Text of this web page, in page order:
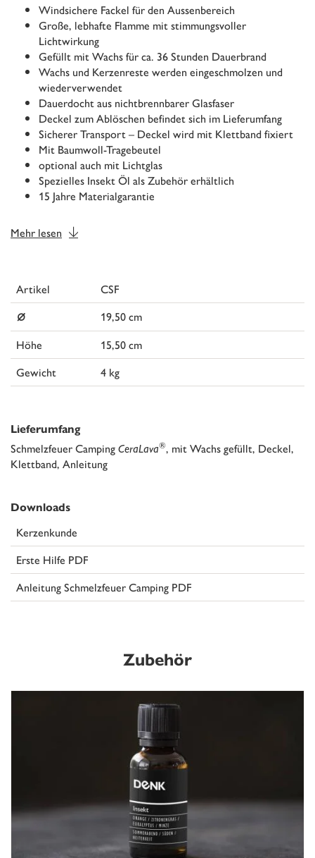
Windsichere Fackel für den Aussenbereich
Große, lebhafte Flamme mit stimmungsvoller
Lichtwirkung
Gefüllt mit Wachs für ca. 36 Stunden Dauerbrand
Wachs und Kerzenreste werden eingeschmolzen und
wiederverwendet
Dauerdocht aus nichtbrennbarer Glasfaser
Deckel zum Ablöschen befindet sich im Lieferumfang
Sicherer Transport – Deckel wird mit Klettband fixiert
Mit Baumwoll-Tragebeutel
optional auch mit Lichtglas
Spezielles Insekt Öl als Zubehör erhältlich
15 Jahre Materialgarantie
Mehr lesen
Artikel CSF
⌀
19,50 cm
Höhe
15,50 cm
Gewicht
4 kg
Lieferumfang
Schmelzfeuer CampingCeraLava®, mit Wachs gefüllt, Deckel,
Klettband, Anleitung
Downloads
Kerzenkunde
Erste Hilfe PDF
Anleitung Schmelzfeuer Camping PDF
Zubehör